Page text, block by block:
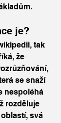
je?
tak
že
se snaží
nespoléhá
rozděluje
svá